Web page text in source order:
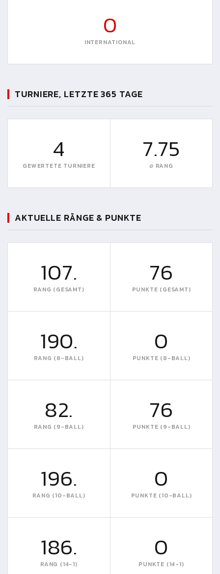
0
INTERNATIONAL
TURNIERE, LETZTE 365 TAGE
4
GEWERTETE TURNIERE
7.75
∅ RANG
AKTUELLE RÄNGE & PUNKTE
107.
RANG (GESAMT)
76
PUNKTE (GESAMT)
190.
RANG (8-BALL)
0
PUNKTE (8-BALL)
82.
RANG (9-BALL)
76
PUNKTE (9-BALL)
196.
RANG (10-BALL)
0
PUNKTE (10-BALL)
186.
RANG (14-1)
0
PUNKTE (14-1)